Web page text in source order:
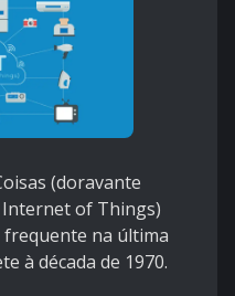
(doravante
of Things)
frequente na última
à década de 1970.